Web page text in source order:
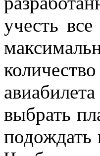
учесть
выбрать
подождать